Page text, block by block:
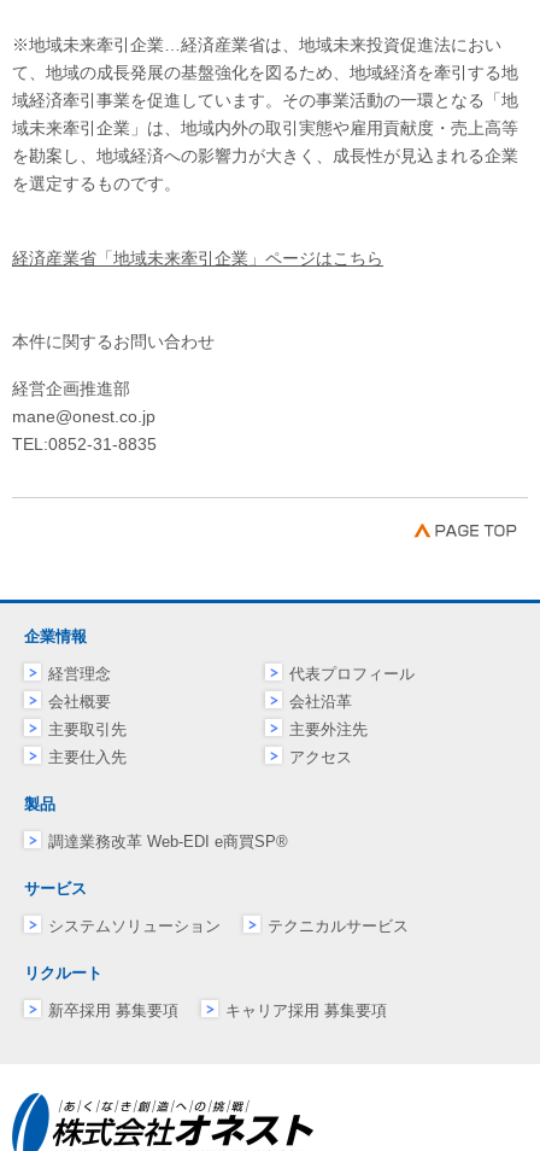
※地域未来牽引企業…経済産業省は、地域未来投資促進法におい
て、地域の成長発展の基盤強化を図るため、地域経済を牽引する地
域経済牽引事業を促進しています。その事業活動の一環となる「地
域未来牽引企業」は、地域内外の取引実態や雇用貢献度・売上高等
を勘案し、地域経済への影響力が大きく、成長性が見込まれる企業
を選定するものです。
経済産業省「地域未来牽引企業」ページはこちら
本件に関するお問い合わせ
経営企画推進部
mane@onest.co.jp
TEL:0852-31-8835
企業情報
経営理念
代表プロフィール
会社概要
会社沿革
主要取引先
主要外注先
主要仕入先
アクセス
製品
調達業務改革 Web-EDI e商買SP®
サービス
システムソリューション テクニカルサービス
リクルート
新卒採用 募集要項 キャリア採用 募集要項